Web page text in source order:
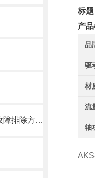
SEKO机械隔膜计量泵电机故障排除方法1
标
产
品
驱
材
流
轴